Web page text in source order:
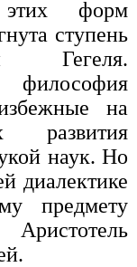
этих форм
ступень
Гегеля.
на
развития
наук. Но
диалектике
предмету
Аристотель